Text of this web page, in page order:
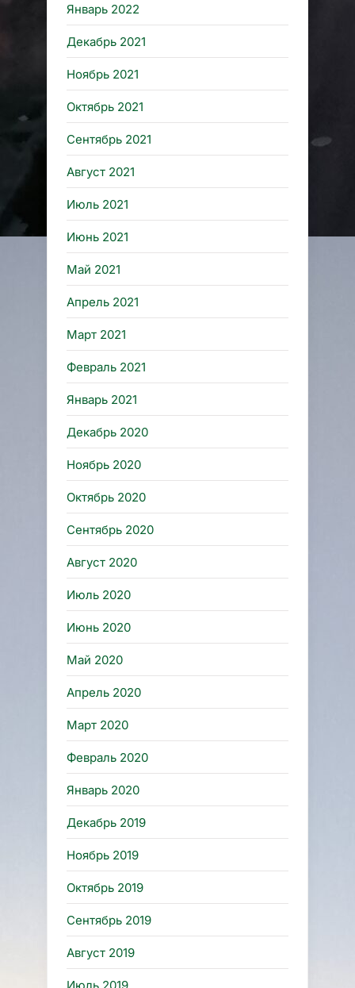
Январь 2022
Декабрь 2021
Ноябрь 2021
Октябрь 2021
Сентябрь 2021
Август 2021
Июль 2021
Июнь 2021
Май 2021
Апрель 2021
Март 2021
Февраль 2021
Январь 2021
Декабрь 2020
Ноябрь 2020
Октябрь 2020
Сентябрь 2020
Август 2020
Июль 2020
Июнь 2020
Май 2020
Апрель 2020
Март 2020
Февраль 2020
Январь 2020
Декабрь 2019
Ноябрь 2019
Октябрь 2019
Сентябрь 2019
Август 2019
Июль 2019